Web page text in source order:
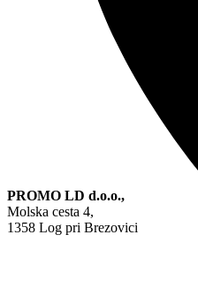
PROMO LD d.o.o.,
Molska cesta 4,
1358 Log pri Brezovici